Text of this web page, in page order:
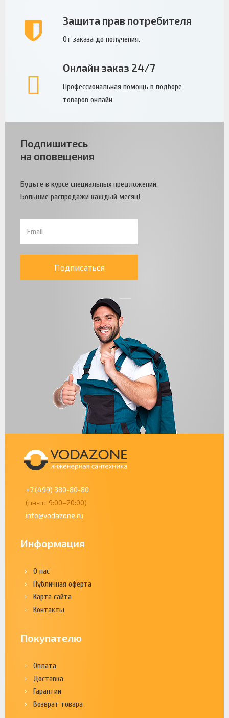
Защита прав потребителя
От заказа до получения.
Онлайн заказ 24/7
Профессиональная помощь в подборе
товаров онлайн
Подпишитесь
на оповещения
Будьте в курсе специальных предложений.
Большие распродажи каждый месяц!
Подписаться
+7 (499) 380-80-80
(пн-пт 9:00–20:00)
info@vodazone.ru
Информация
О нас
Публичная оферта
Карта сайта
Контакты
Покупателю
Оплата
Доставка
Гарантии
Возврат товара